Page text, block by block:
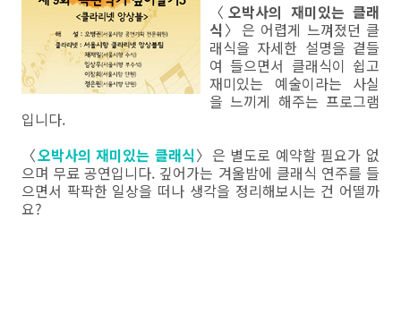
〈오박사의 재미있는 클래
식 〉은 어렵게 느껴졌던 클
래식을 자세한 설명을 곁들
여 들으면서 클래식이 쉽고
재미있는 예술이라는 사실
을 느끼게 해주는 프로그램
입니다.
〈오박사의 재미있는 클래식〉은 별도로 예약할 필요가 없
으며 무료 공연입니다. 깊어가는 겨울밤에 클래식 연주를 들
으면서 팍팍한 일상을 떠나 생각을 정리해보시는 건 어떨까
요?